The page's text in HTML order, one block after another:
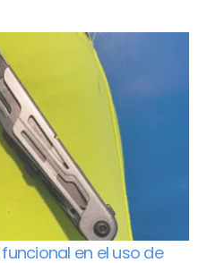
en el uso de